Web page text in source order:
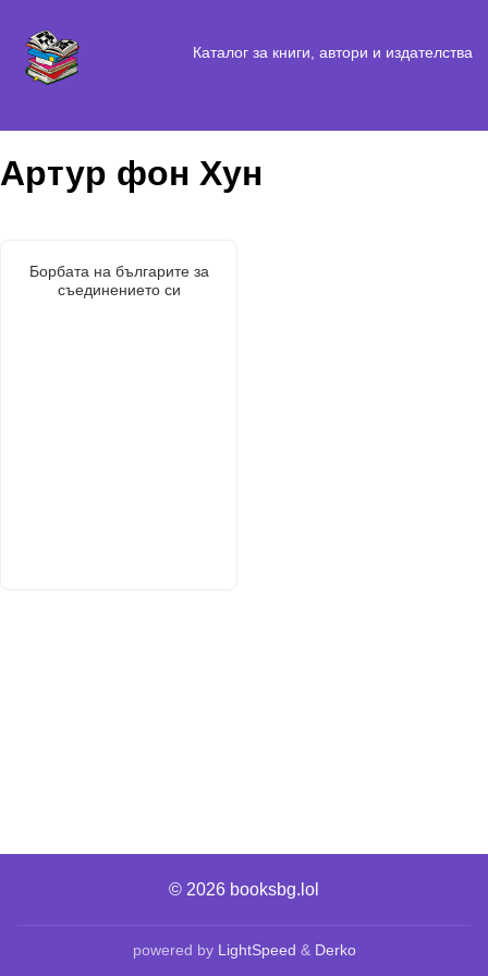
Каталог за книги, автори и издателства
Артур фон Хун
Борбата на българите за
съединението си
© 2026 booksbg.lol
powered by LightSpeed & Derko